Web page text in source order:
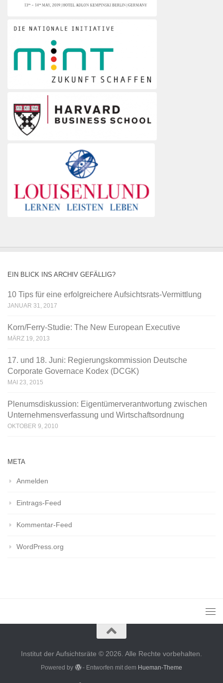
EIN BLICK INS ARCHIV GEFÄLLIG?
10 Tips für eine erfolgreichere Aufsichtsrats-Vermittlung
JANUAR 31, 2017
Korn/Ferry-Studie: The New European Executive
MÄRZ 19, 2013
17. und 18. Juni: Regierungskommission Deutsche
Corporate Governace Kodex (DCGK)
MAI 23, 2015
Plenumsdiskussion: Eigentümerverantwortung zwischen
Unternehmensverfassung und Wirtschaftsordnung
OKTOBER 9, 2010
META
Anmelden
Eintrags-Feed
Kommentar-Feed
WordPress.org
Institut der Aufsichtsräte © 2026. Alle Rechte vorbehalten.
Powered by - Entworfen mit dem Hueman-Theme